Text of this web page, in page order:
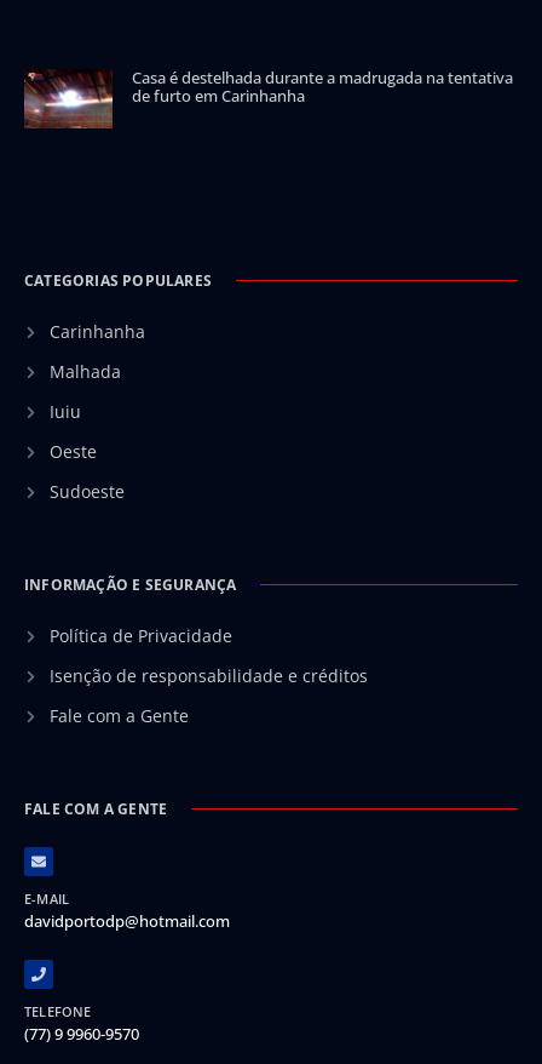
Casa é destelhada durante a madrugada na tentativa
de furto em Carinhanha
CATEGORIAS POPULARES
Carinhanha
Malhada
Iuiu
Oeste
Sudoeste
INFORMAÇÃO E SEGURANÇA
Política de Privacidade
Isenção de responsabilidade e créditos
Fale com a Gente
FALE COM A GENTE
E-MAIL
davidportodp@hotmail.com
TELEFONE
(77) 9 9960-9570